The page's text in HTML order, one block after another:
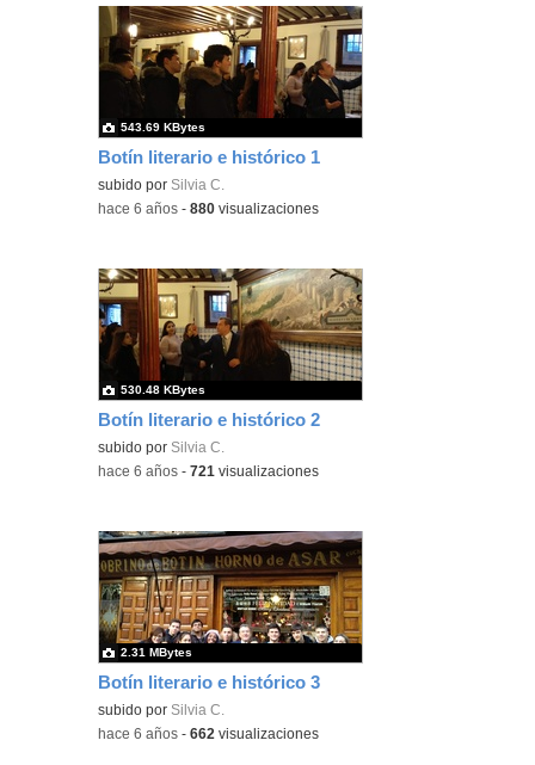
Botín literario e histórico 1
subido por Silvia C.
543.69 KBytes
-hace 6 años -880 visualizaciones
Botín literario e histórico 2
subido por Silvia C.
530.48 KBytes
-hace 6 años -721 visualizaciones
Botín literario e histórico 3
subido por Silvia C.
2.31 MBytes
-hace 6 años -662 visualizaciones